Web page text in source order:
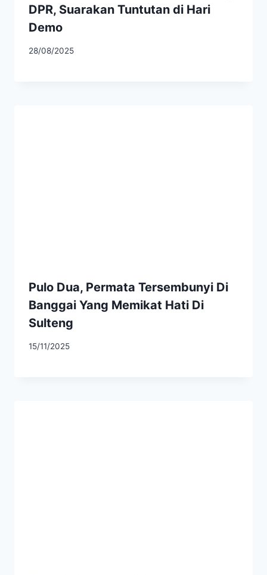
DPR, Suarakan Tuntutan di Hari
Demo
28/08/2025
Pulo Dua, Permata Tersembunyi Di
Banggai Yang Memikat Hati Di
Sulteng
15/11/2025